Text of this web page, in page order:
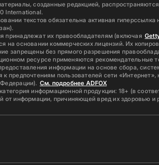
созданные редакцией,
International.
текстов обязательна активная гиперссылка
принадлежат их правообладателям (включая
на основании коммерческих лицензий. Их
запрещены без прямого разрешения
ресурсе применяются рекомендательные
информации на основе сбора,
к предпочтениям пользователей сети «Интернет»,
См. подробнее ADFOX
информационной продукции: 18+ (в
от информации, причиняющей вред их здоровью и